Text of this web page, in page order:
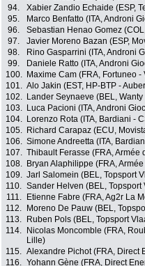
94.
Xabier Zandio Echaide (ESP,
95.
Marco Benfatto (ITA, Androni
96.
Sebastian Henao Gomez
97.
Javier Moreno Bazan (ESP,
98.
Rino Gasparrini (ITA, Androni
99.
Daniele Ratto (ITA, Androni
100.
Maxime Cam (FRA, Fortuneo -
101. Alo Jakin (EST, HP-BTP -
102.
Lander Seynaeve (BEL,
103.
Luca Pacioni (ITA, Androni
104.
Lorenzo Rota (ITA, Bardiani -
105.
Richard Carapaz (ECU,
106. Simone Andreetta (ITA,
107. Thibault Ferasse (FRA, Armée
108.
Bryan Alaphilippe (FRA,
109. Jarl Salomein (BEL, Topsport
110. Sander Helven (BEL,
111.
Etienne Fabre (FRA, Ag2r La
112.
Moreno De Pauw (BEL,
113.
Ruben Pols (BEL, Topsport
114.
Nicolas Moncomble (FRA,
Lille)
115. Alexandre Pichot (FRA, Direct
116. Yohann Gène (FRA, Direct